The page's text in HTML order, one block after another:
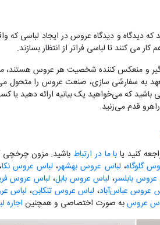
که دیدگاه و دیدگاه عروس در ایجاد لباسی
کنند تا لباسی فراتر از انتظار بسازند.
و منعکس کننده شخصیت هر عروس هستند،
به سفارشی سازی، صنعت عروس را متحول
که می‌خواهید یک بیانیه ارائه دهید
قدم می‌زنید.
کنید یا با ما در ارتباط باشید. مزون چرخچی
گلوگاه، لباس عروس بهشهر، لباس عروس نکا،
بابلسر، لباس عروس بابل، لباس عروس
عروس عباس‌آباد، لباس عروس تنکابن، لباس
عروسبه صورت اختصاصی و همچنین